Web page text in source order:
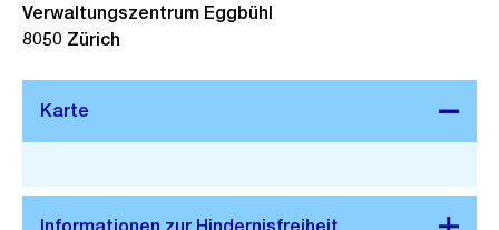
Stadtplan 3D
Verwaltungszentrum Eggbühl
8050 Zürich